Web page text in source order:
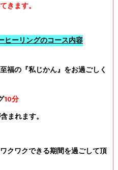
きます。
ヒーリングのコース内容
福の『私じかん』をお過ごしく
10分
まれます。
クワクできる期間を過ごして頂